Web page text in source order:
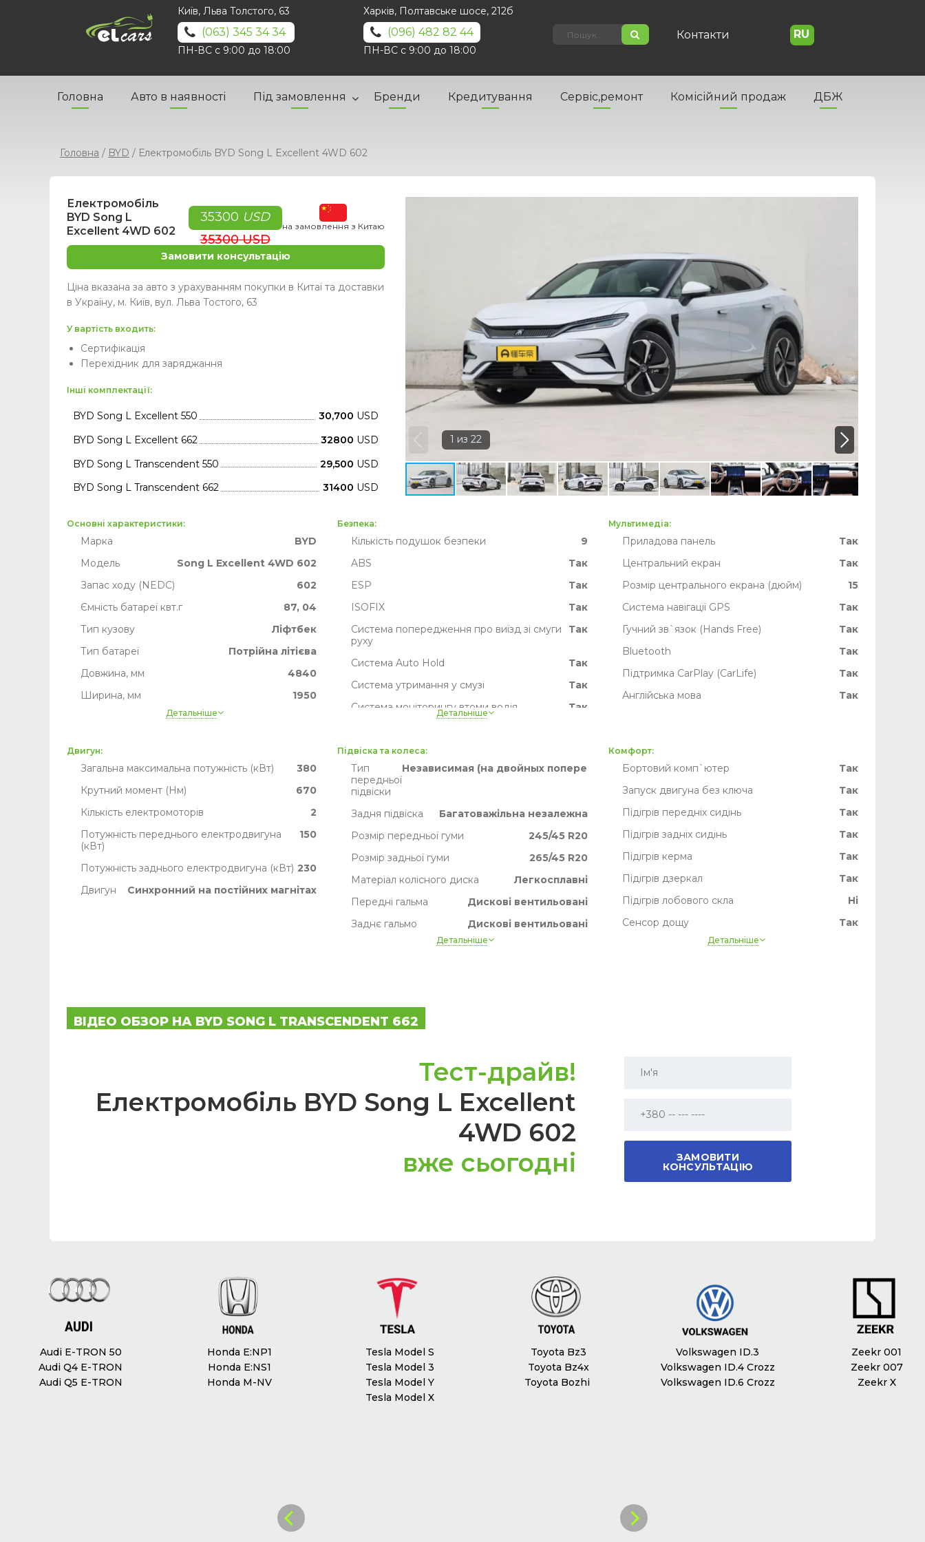
Київ, Льва Толстого, 63
(063) 345 34 34
ПН-ВС с 9:00 до 18:00
Харків, Полтавське шосе, 212б
(096) 482 82 44
ПН-ВС с 9:00 до 18:00
Контакти RU
Головна Авто в наявності Під замовлення Бренди Кредитування Сервіс,ремонт Комісійний продаж ДБЖ
Головна / BYD / Електромобіль BYD Song L Excellent 4WD 602
Електромобіль
BYD Song L
Excellent 4WD 602
35300 USD
35300 USD
на замовлення з Китаю
Замовити консультацію
Ціна вказана за авто з урахуванням покупки в Китаї та доставки
в Україну, м. Київ, вул. Льва Тостого, 63
У вартість входить:
Сертифікація
Перехідник для заряджання
Інші комплектації:
BYD Song L Excellent 550 30,700 USD
BYD Song L Excellent 662
32800 USD
BYD Song L Transcendent 550
29,500 USD
BYD Song L Transcendent 662
31400 USD
Основні характеристики:
Марка
BYD
Модель
Song L Excellent 4WD 602
Запас ходу (NEDC)
602
Ємність батареї квт.г
87, 04
Тип кузову
Ліфтбек
Тип батареї
Потрійна літієва
Довжина, мм
4840
Ширина, мм
1950
Рідке охолодження батареї
Пробіг
Детальніше
Безпека:
Кількість подушок безпеки
9
ABS
Так
ESP
Так
ISOFIX
Так
Система попередження про виїзд зі смуги
руху
Так
Система Auto Hold
Так
Система утримання у смузі
Так
Система моніторингу втоми водія
Так
Активне гальмо
TPMS
Так
Детальніше
Мультимедіа:
Приладова панель
Так
Центральний екран
Так
Розмір центрального екрана (дюйм)
15
Система навігації GPS
Так
Гучний зв`язок (Hands Free)
Так
Bluetooth
Так
Підтримка CarPlay (CarLife)
Так
Англійська мова
Так
Двигун:
Загальна максимальна потужність (кВт)
380
Крутний момент (Нм)
670
Кількість електромоторів
2
Потужність переднього електродвигуна
(кВт)
150
Потужність заднього електродвигуна (кВт) 230
Двигун
Синхронний на постійних магнітах
Підвіска та колеса:
Тип
передньої
підвіски
Независимая (на двойных поперечных рычагах)
Задня підвіска
Багатоважільна незалежна
Розмір передньої гуми
245/45 R20
Розмір задньої гуми
265/45 R20
Матеріал колісного диска
Легкосплавні
Передні гальма
Дискові вентильовані
Заднє гальмо
Дискові вентильовані
Детальніше
Комфорт:
Бортовий комп`ютер
Так
Запуск двигуна без ключа
Так
Підігрів передніх сидінь
Так
Підігрів задніх сидінь
Так
Підігрів керма
Так
Підігрів дзеркал
Так
Підігрів лобового скла
Ні
Сенсор дощу
Так
Електропривод сидінь
Мультируль
Електродзеркала
Панорама, що не відкривається
Шкіра наппа
Пам`ять сидінь
Доступ в салон без ключа
Так
Масаж сидінь
Так
Детальніше
ВIДЕО ОБЗОР НА BYD SONG L TRANSCENDENT 662
Тест-драйв!
Електромобіль BYD Song L Excellent
4WD 602
вже сьогодні
Audi E-TRON 50
Audi Q4 E-TRON
Audi Q5 E-TRON
Honda E:NP1
Honda E:NS1
Honda M-NV
Tesla Model S
Tesla Model 3
Tesla Model Y
Tesla Model X
Toyota Bz3
Toyota Bz4x
Toyota Bozhi
Volkswagen ID.3
Volkswagen ID.4 Crozz
Volkswagen ID.6 Crozz
Zeekr 001
Zeekr 007
Zeekr X